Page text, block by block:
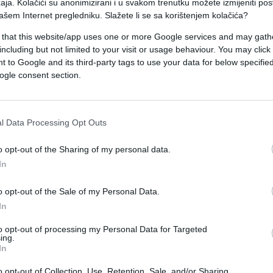
Kolačići su anonimizirani i u svakom trenutku možete izmijeniti
Internet pregledniku. Slažete li se sa korištenjem kolačića?
that this website/app uses one or more Google services and may
but not limited to your visit or usage behaviour. You may
to Google and its third-party tags to use your data for below
consent section.
Data Processing Opt Outs
opt-out of the Sharing of my personal data.
opt-out of the Sale of my Personal Data.
opt-out of processing my Personal Data for Targeted
zbog neprovjerenih informacija ili poruka iz
trošak popravka u domu koji ne može čekati.
a jedan razgovor mogao bi završiti potpunim
iscrpljeno i podložno upalnim procesima,